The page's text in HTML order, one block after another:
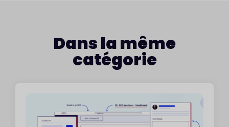
Dans la même
catégorie